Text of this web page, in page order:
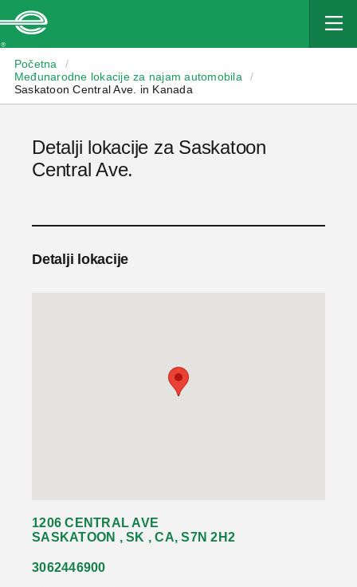
Početna
/
Međunarodne lokacije za najam automobila
/
Saskatoon Central Ave. in Kanada
Detalji lokacije za Saskatoon
Central Ave.
Detalji lokacije
1206 CENTRAL AVE
SASKATOON , SK , CA, S7N 2H2
3062446900